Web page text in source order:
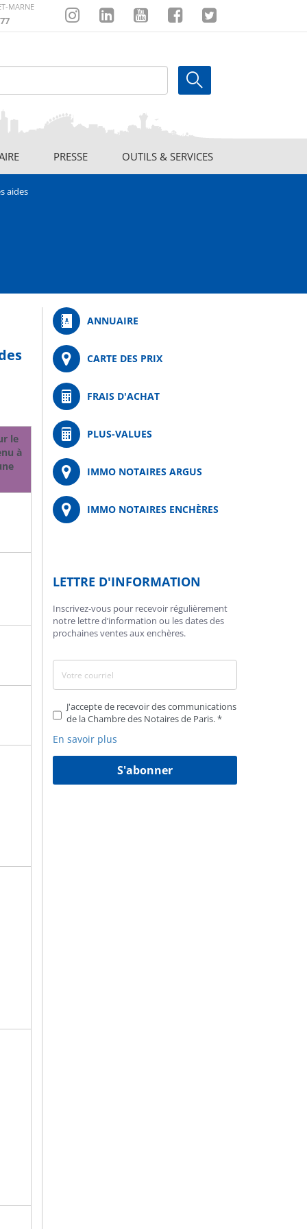
MARNE
77
InstagramLinkedinYoutubeFacebookTwitter
PRESSE OUTILS & SERVICES
aides
le
à
ANNUAIRE
CARTE DES PRIX
FRAIS D'ACHAT
PLUS-VALUES
IMMO NOTAIRES ARGUS
IMMO NOTAIRES ENCHÈRES
LETTRE D'INFORMATION
Inscrivez-vous pour recevoir régulièrement
notre lettre d’information ou les dates des
prochaines ventes aux enchères.
J'accepte de recevoir des communications
de la Chambre des Notaires de Paris.
En savoir plus
S'abonner